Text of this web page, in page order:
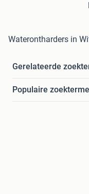
Waterontharders in
Gerelateerde
Populaire